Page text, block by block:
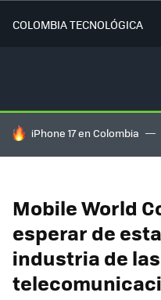
COLOMBIA TECNOLÓGICA
HOY SE HABLA DE
iPhone 17 en Colombia
Mobile World
esperar de
industria de las